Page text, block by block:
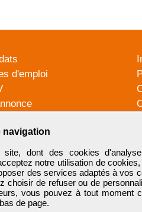
navigation
dont des cookies
notre utilisation de cookies,
des services adaptés à vos
choisir de refuser ou de
vous pouvez à tout moment
de page.
d'emploi